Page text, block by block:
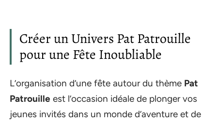
Créer un Univers Pat Patrouille
pour une Fête Inoubliable
L’organisation d’une fête autour du thème Pat
Patrouille est l’occasion idéale de plonger vos
jeunes invités dans un monde d’aventure et de